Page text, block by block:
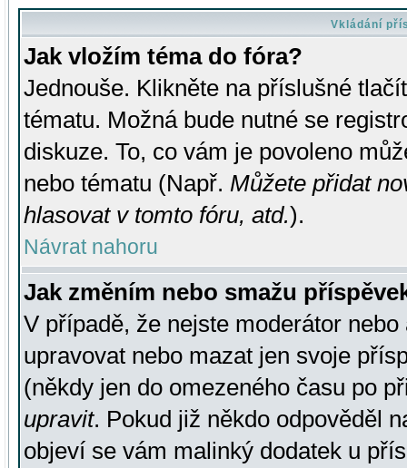
Vkládání
Jak vložím téma do fóra?
Jednouše. Klikněte na příslušné
tématu. Možná bude nutné se
diskuze. To, co vám je povoleno
nebo tématu (Např. Můžete přidat
hlasovat v tomto fóru, atd.).
Návrat nahoru
Jak změním nebo smažu
V případě, že nejste moderátor
upravovat nebo mazat jen svoje
(někdy jen do omezeného času po
upravit. Pokud již někdo odpověděl
objeví se vám malinký dodatek u